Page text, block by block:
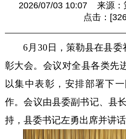
2026/07/03 10:07
来源：
点击：[
6月30日，策勒县在县委
彰大会。会议对全县各类先
以集中表彰，安排部署下
作。会议由县委副书记、县
持，县委书记左勇出席并讲话